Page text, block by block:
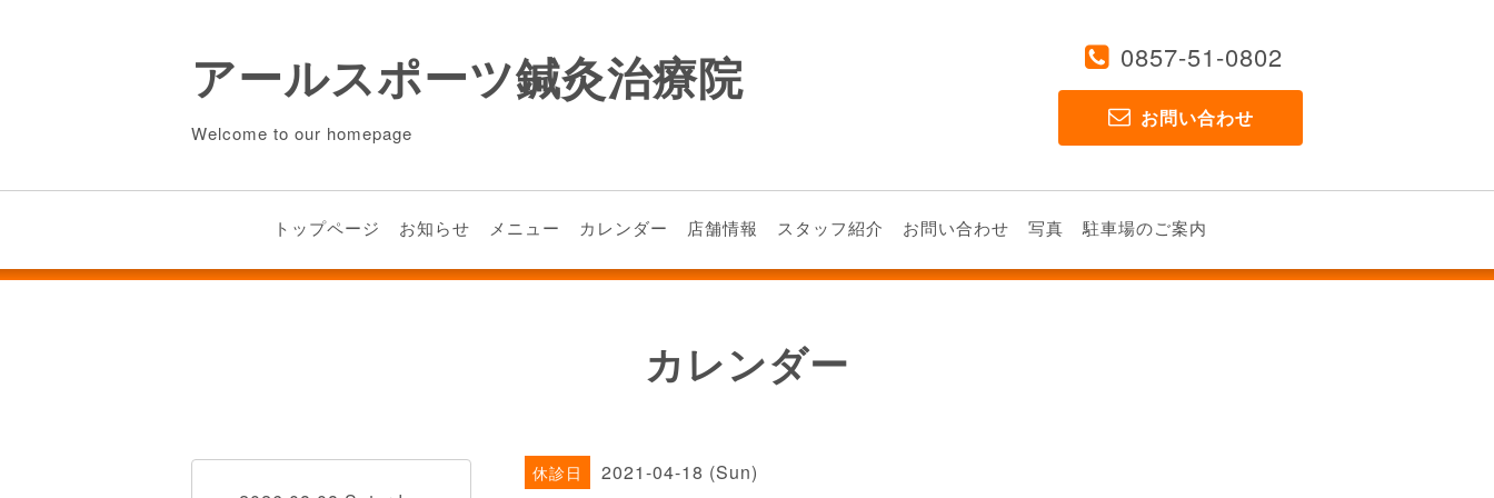
0857-51-0802
お問い合わせ
アールスポーツ鍼灸治療院
Welcome to our homepage
トップページ お知らせ メニュー カレンダー 店舗情報 スタッフ紹介 お問い合わせ 写真 駐車場のご案内
カレンダー
休診日 2021-04-18 (Sun)